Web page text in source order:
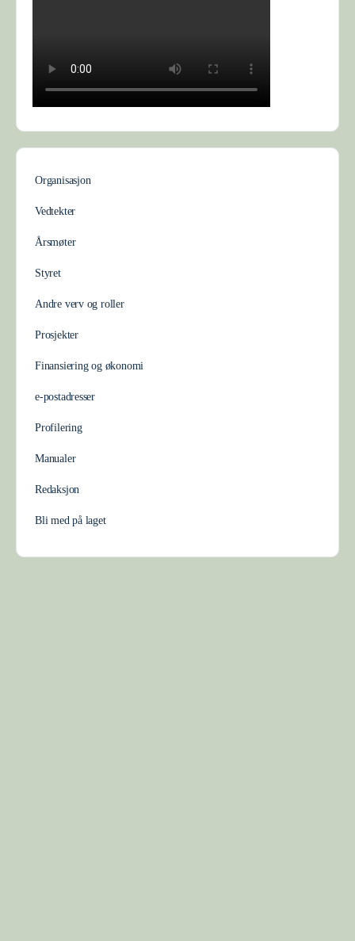
Organisasjon
Vedtekter
Årsmøter
Styret
Andre verv og roller
Prosjekter
Finansiering og økonomi
e-postadresser
Profilering
Manualer
Redaksjon
Bli med på laget